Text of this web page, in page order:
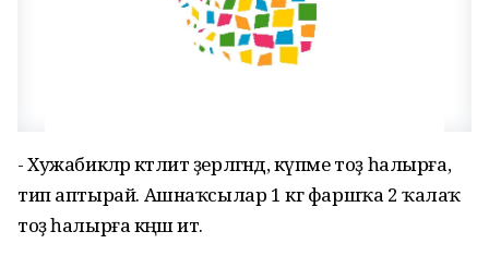
- Хужабикәләр кәт­лит әҙерләгәндә, күпме тоҙ һалырға,
тип аптырай. Ашнаҡсылар 1 кг фаршҡа 2 ҡалаҡ
тоҙ һалырға кәңәш итә.